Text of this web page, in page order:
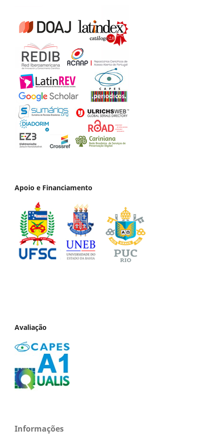
Apoio e Financiamento
Avaliação
Informações